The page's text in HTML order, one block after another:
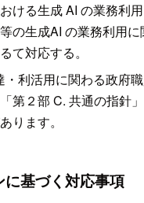
ける生成 AI の業務利用
の生成AI の業務利用
て対応する。
・利活用に関わる政府
第２部 C. 共通の指針
ります。
基づく対応事項